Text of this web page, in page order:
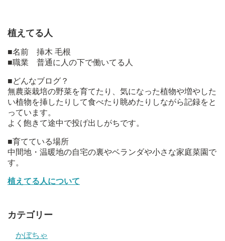
植えてる人
■名前 挿木 毛根
■職業 普通に人の下で働いてる人
■どんなブログ？
無農薬栽培の野菜を育てたり、気になった植物や増やした
い植物を挿したりして食べたり眺めたりしながら記録をと
っています。
よく飽きて途中で投げ出しがちです。
■育てている場所
中間地・温暖地の自宅の裏やベランダや小さな家庭菜園で
す。
植えてる人について
カテゴリー
かぼちゃ